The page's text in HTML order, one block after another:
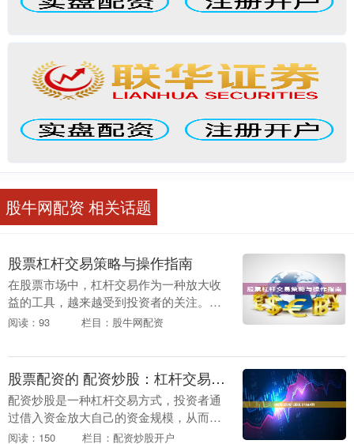
股牛网配资 相关话题
股票杠杆交易策略与操作指南
在股票市场中，杠杆交易作为一种放大收
益的工具，越来越受到投资者的关注。然
而，杠杆交易也是一把双刃剑，既能带来
文将为您详细介绍....
阅读：93 栏目：股牛网配资
股票配资的 配资炒股：杠杆交易，放大收益与风险
配资炒股是一种杠杆交易方式，投资者通
过借入资金放大自己的资金规模，从而提
高收益率。然而，杠杆交易也伴随着更高
阅读：150 栏目：配资炒股开户